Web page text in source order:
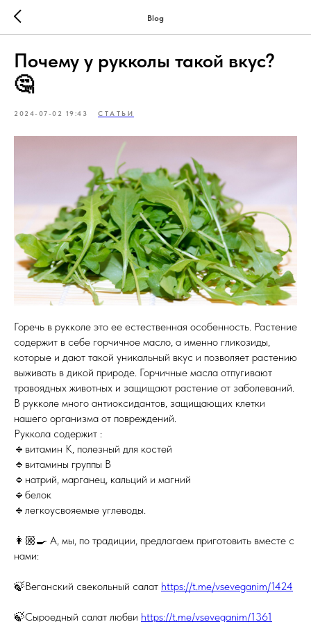
Blog
Почему у рукколы такой вкус?
🤔
2024-07-02 19:43 СТАТЬИ
Горечь в рукколе это ее естественная особенность. Растение
содержит в себе горчичное масло, а именно гликозиды,
которые и дают такой уникальный вкус и позволяет растению
выживать в дикой природе. Горчичные масла отпугивают
травоядных животных и защищают растение от заболеваний.
В рукколе много антиоксидантов, защищающих клетки
нашего организма от повреждений.
Руккола содержит :
🔹витамин К, полезный для костей
🔹витамины группы В
🔹натрий, марганец, кальций и магний
🔹белок
🔹легкоусвояемые углеводы.
👩🏼‍🍳 А, мы, по традиции, предлагаем приготовить вместе с
нами:
🍃Веганский свекольный салат https://t.me/vseveganim/1424
🍃Сыроедный салат любви https://t.me/vseveganim/1361